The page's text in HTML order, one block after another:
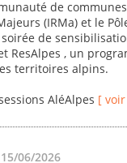
de
(IRMa) et le
soirée de
ResAlpes , un
territoires alpins.
AléAlpes [
15/06/2026